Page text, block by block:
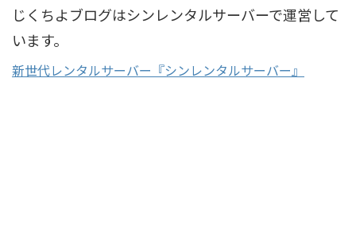
じくちよブログはシンレンタルサーバーで運営して
います。
新世代レンタルサーバー『シンレンタルサーバー』